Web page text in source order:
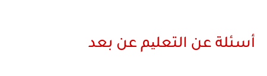
أسئلة عن اﻟﺘﻌﻠﯿﻢ عن ﺑﻌﺪ